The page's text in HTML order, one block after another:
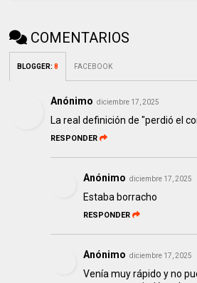
COMENTARIOS
BLOGGER:8 FACEBOOK
Anónimo diciembre 17, 2025
La real definición de "perdió el
RESPONDER
Anónimo diciembre 17, 2025
Estaba borracho
RESPONDER
Anónimo diciembre 17, 2025
Venía muy rápido y no